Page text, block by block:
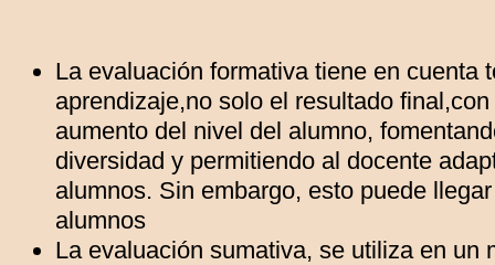
La evaluación formativa tiene en cuenta
aprendizaje,no solo el resultado
aumento del nivel del alumno,
diversidad y permitiendo al docente
alumnos. Sin embargo, esto puede
alumnos
La evaluación sumativa, se utiliza en un